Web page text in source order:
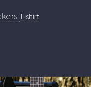
T-shirt